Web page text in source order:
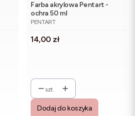
Farba akrylowa Pentart -
ochra 50 ml
PRODUCENT
PENTART
Cena
14,00 zł
szt.
Dodaj do koszyka